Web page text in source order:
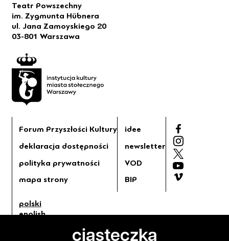
Teatr Powszechny
im. Zygmunta Hübnera
ul. Jana Zamoyskiego 20
03-801 Warszawa
Forum Przyszłości Kultury
deklaracja dostępności
polityka prywatności
mapa strony
idee
newsletter
VOD
BIP
polski
english
ciasteczka